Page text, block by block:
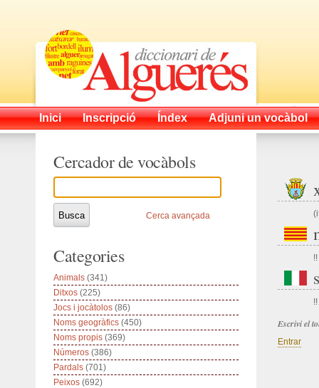
Inici Inscripció Índex Adjuni un vocàbol
!!
!!
Escrivi el
Entrar
Cercador de vocàbols
Cerca avançada
Categories
Animals (341)
Ditxos (225)
Jocs i jocàtolos (86)
Noms geogràfics (450)
Noms propis (369)
Números (386)
Pardals (701)
Peixos (692)